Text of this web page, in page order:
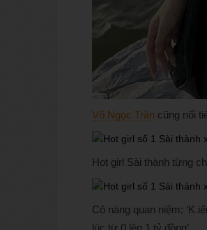
Võ Ngọc Trân cũng nổi
Hot girl Sài thành từng
Cô nàng quan niệm:
lúc từ 0 lên 1 tỷ đồng’.